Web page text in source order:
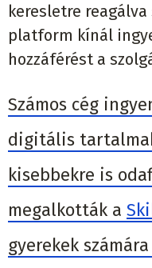
keresletre
platform kínál
hozzáférést a
Számos cég
digitális
kisebbekre is
megalkották a
gyerekek